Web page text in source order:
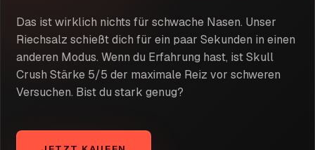
Das ist wirklich nichts für schwache Nasen. Unser
Riechsalz schießt dich für ein paar Sekunden in einen
anderen Modus. Wenn du Erfahrung hast, ist Skull
Crush Stärke 5/5 der maximale Reiz vor schweren
Versuchen. Bist du stark genug?